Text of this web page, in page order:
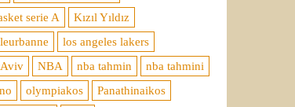
serie A
Kızıl Yıldız
los angeles lakers
NBA nba tahmin
nba tahmini
olympiakos
Panathinaikos